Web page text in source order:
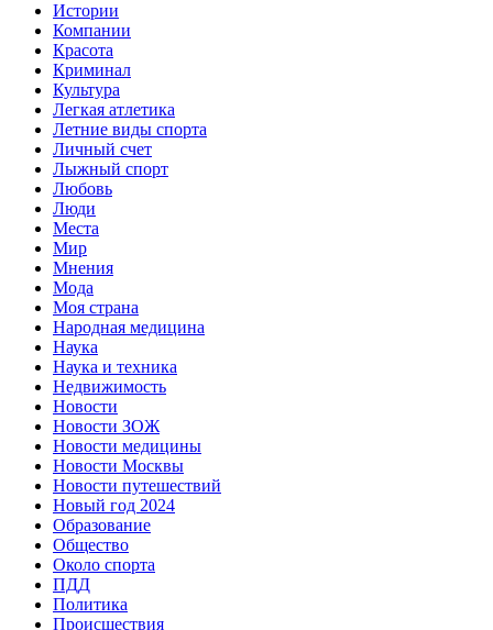
Истории
Компании
Красота
Криминал
Культура
Легкая атлетика
Летние виды спорта
Личный счет
Лыжный спорт
Любовь
Люди
Места
Мир
Мнения
Мода
Моя страна
Народная медицина
Наука
Наука и техника
Недвижимость
Новости
Новости ЗОЖ
Новости медицины
Новости Москвы
Новости путешествий
Новый год 2024
Образование
Общество
Около спорта
ПДД
Политика
Происшествия